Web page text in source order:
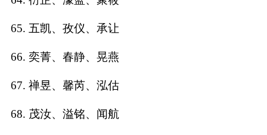
65. 五凯、孜仪、承让
66. 奕菁、春静、晃燕
67. 禅昱、馨芮、泓估
68. 茂汝、溢铭、闻航